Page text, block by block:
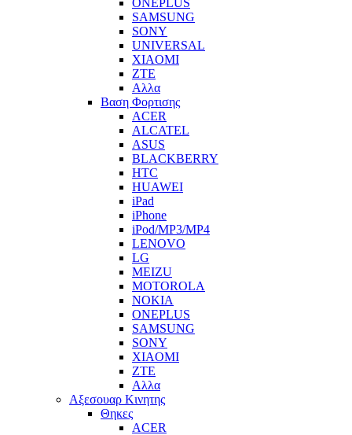
ONEPLUS
SAMSUNG
SONY
UNIVERSAL
XIAOMI
ZTE
Αλλα
Βαση Φορτισης
ACER
ALCATEL
ASUS
BLACKBERRY
HTC
HUAWEI
iPad
iPhone
iPod/MP3/MP4
LENOVO
LG
MEIZU
MOTOROLA
NOKIA
ONEPLUS
SAMSUNG
SONY
XIAOMI
ZTE
Αλλα
Αξεσουαρ Κινητης
Θηκες
ACER